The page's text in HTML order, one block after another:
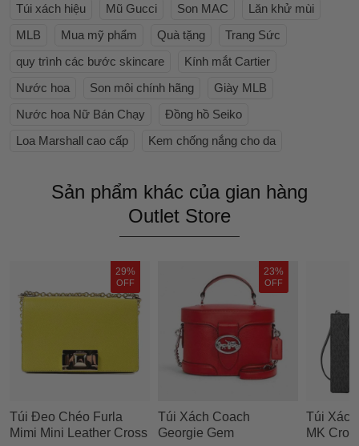
Túi xách hiệu
Mũ Gucci Son MAC
Lăn khử mùi
MLB
Mua mỹ phẩm Quà tặng
Trang Sức
quy trình các bước skincare
Kính mắt Cartier
Nước hoa
Son môi chính hãng
Giày MLB
Nước hoa Nữ Bán Chạy
Đồng hồ Seiko
Loa Marshall cao cấp
Kem chống nắng cho da
Sản phẩm khác của gian hàng
Outlet Store
29%
OFF
Túi Đeo Chéo Furla
Mimi Mini Leather Cross
23%
OFF
Túi Xách Coach
Georgie Gem
Túi
MK